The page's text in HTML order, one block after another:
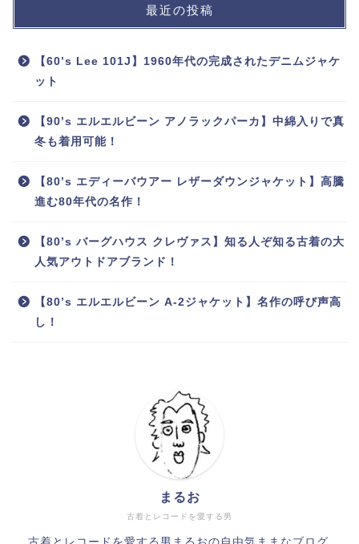
最近の投稿
【60’s Lee 101J】1960年代の完成されたデニムジャケ
ット
【90’s エルエルビーン アノラックパーカ】中綿入りで真
冬も着用可能！
【80’s エディーバウアー レザーダウンジャケット】高騰
進む80年代の名作！
【80’s バーグハウス クレヴァス】知る人ぞ知る古着の大
人気アウトドアブランド！
【80’s エルエルビーン A-2ジャケット】名作の呼び声高
し！
古着とレコードを愛する男
まるお